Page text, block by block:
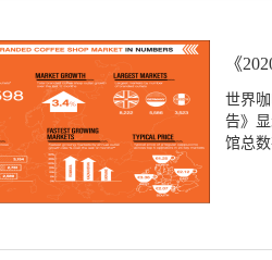
《
世界
告》
馆总